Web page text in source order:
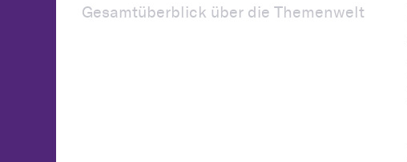
Gesamtüberblick über die Themenwelt